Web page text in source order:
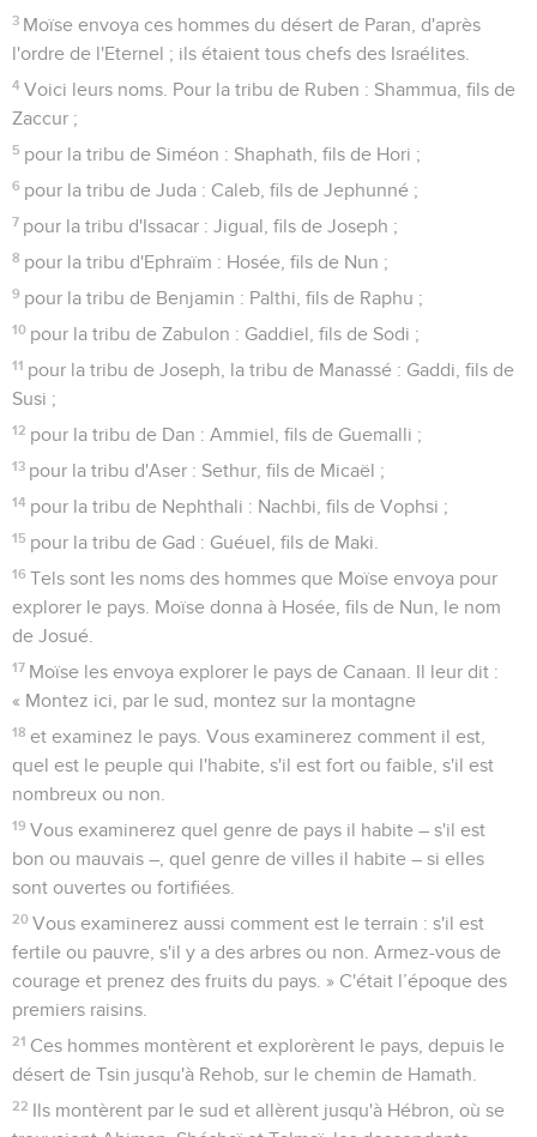
3 Moïse envoya ces hommes du désert de Paran, d'après
l'ordre de l'Eternel ; ils étaient tous chefs des Israélites.
4 Voici leurs noms. Pour la tribu de Ruben : Shammua, fils de
Zaccur ;
5 pour la tribu de Siméon : Shaphath, fils de Hori ;
6 pour la tribu de Juda : Caleb, fils de Jephunné ;
7 pour la tribu d'Issacar : Jigual, fils de Joseph ;
8 pour la tribu d'Ephraïm : Hosée, fils de Nun ;
9 pour la tribu de Benjamin : Palthi, fils de Raphu ;
10 pour la tribu de Zabulon : Gaddiel, fils de Sodi ;
11 pour la tribu de Joseph, la tribu de Manassé : Gaddi, fils de
Susi ;
12 pour la tribu de Dan : Ammiel, fils de Guemalli ;
13 pour la tribu d'Aser : Sethur, fils de Micaël ;
14 pour la tribu de Nephthali : Nachbi, fils de Vophsi ;
15 pour la tribu de Gad : Guéuel, fils de Maki.
16 Tels sont les noms des hommes que Moïse envoya pour
explorer le pays. Moïse donna à Hosée, fils de Nun, le nom
de Josué.
17 Moïse les envoya explorer le pays de Canaan. Il leur dit :
« Montez ici, par le sud, montez sur la montagne
18 et examinez le pays. Vous examinerez comment il est,
quel est le peuple qui l'habite, s'il est fort ou faible, s'il est
nombreux ou non.
19 Vous examinerez quel genre de pays il habite – s'il est
bon ou mauvais –, quel genre de villes il habite – si elles
sont ouvertes ou fortifiées.
20 Vous examinerez aussi comment est le terrain : s'il est
fertile ou pauvre, s'il y a des arbres ou non. Armez-vous de
courage et prenez des fruits du pays. » C'était l’époque des
premiers raisins.
21 Ces hommes montèrent et explorèrent le pays, depuis le
désert de Tsin jusqu'à Rehob, sur le chemin de Hamath.
22 Ils montèrent par le sud et allèrent jusqu'à Hébron, où se